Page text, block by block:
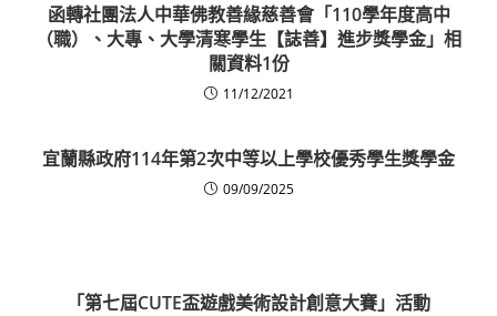
函轉社團法人中華佛教善緣慈善會「110學年度高中
（職）、大專、大學清寒學生【誌善】進步獎學金」相
關資料1份
11/12/2021
宜蘭縣政府114年第2次中等以上學校優秀學生獎學金
09/09/2025
「第七屆CUTE盃遊戲美術設計創意大賽」活動